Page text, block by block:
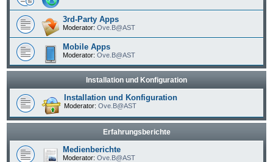
3rd-Party Apps
Moderator: Ove.B@AST
Mobile Apps
Moderator: Ove.B@AST
Installation und Konfiguration
Installation und Konfiguration
Moderator: Ove.B@AST
Erfahrungsberichte
Medienberichte
Moderator: Ove.B@AST